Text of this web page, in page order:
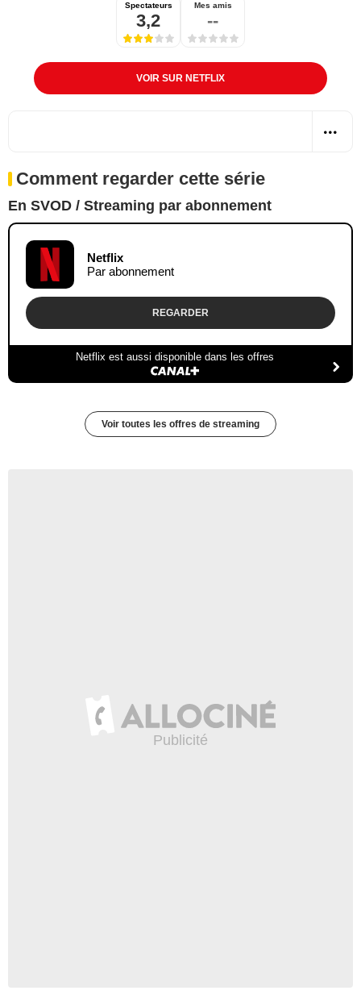
Spectateurs
3,2
Mes amis
--
VOIR SUR NETFLIX
Comment regarder cette série
En SVOD / Streaming par abonnement
Netflix
Par abonnement
REGARDER
Netflix est aussi disponible dans les offres
Voir toutes les offres de streaming